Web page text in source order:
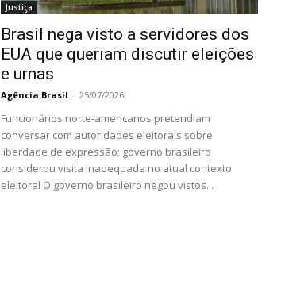
Justiça
Brasil nega visto a servidores dos
EUA que queriam discutir eleições
e urnas
Agência Brasil - 25/07/2026
Funcionários norte-americanos pretendiam
conversar com autoridades eleitorais sobre
liberdade de expressão; governo brasileiro
considerou visita inadequada no atual contexto
eleitoral O governo brasileiro negou vistos...